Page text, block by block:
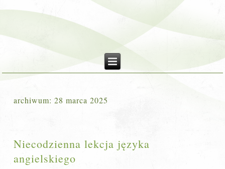
archiwum:28 marca 2025
Niecodzienna lekcja języka
angielskiego